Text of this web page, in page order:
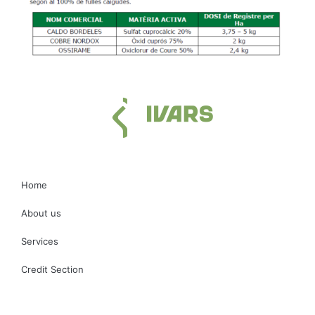
Home
About us
Services
Credit Section